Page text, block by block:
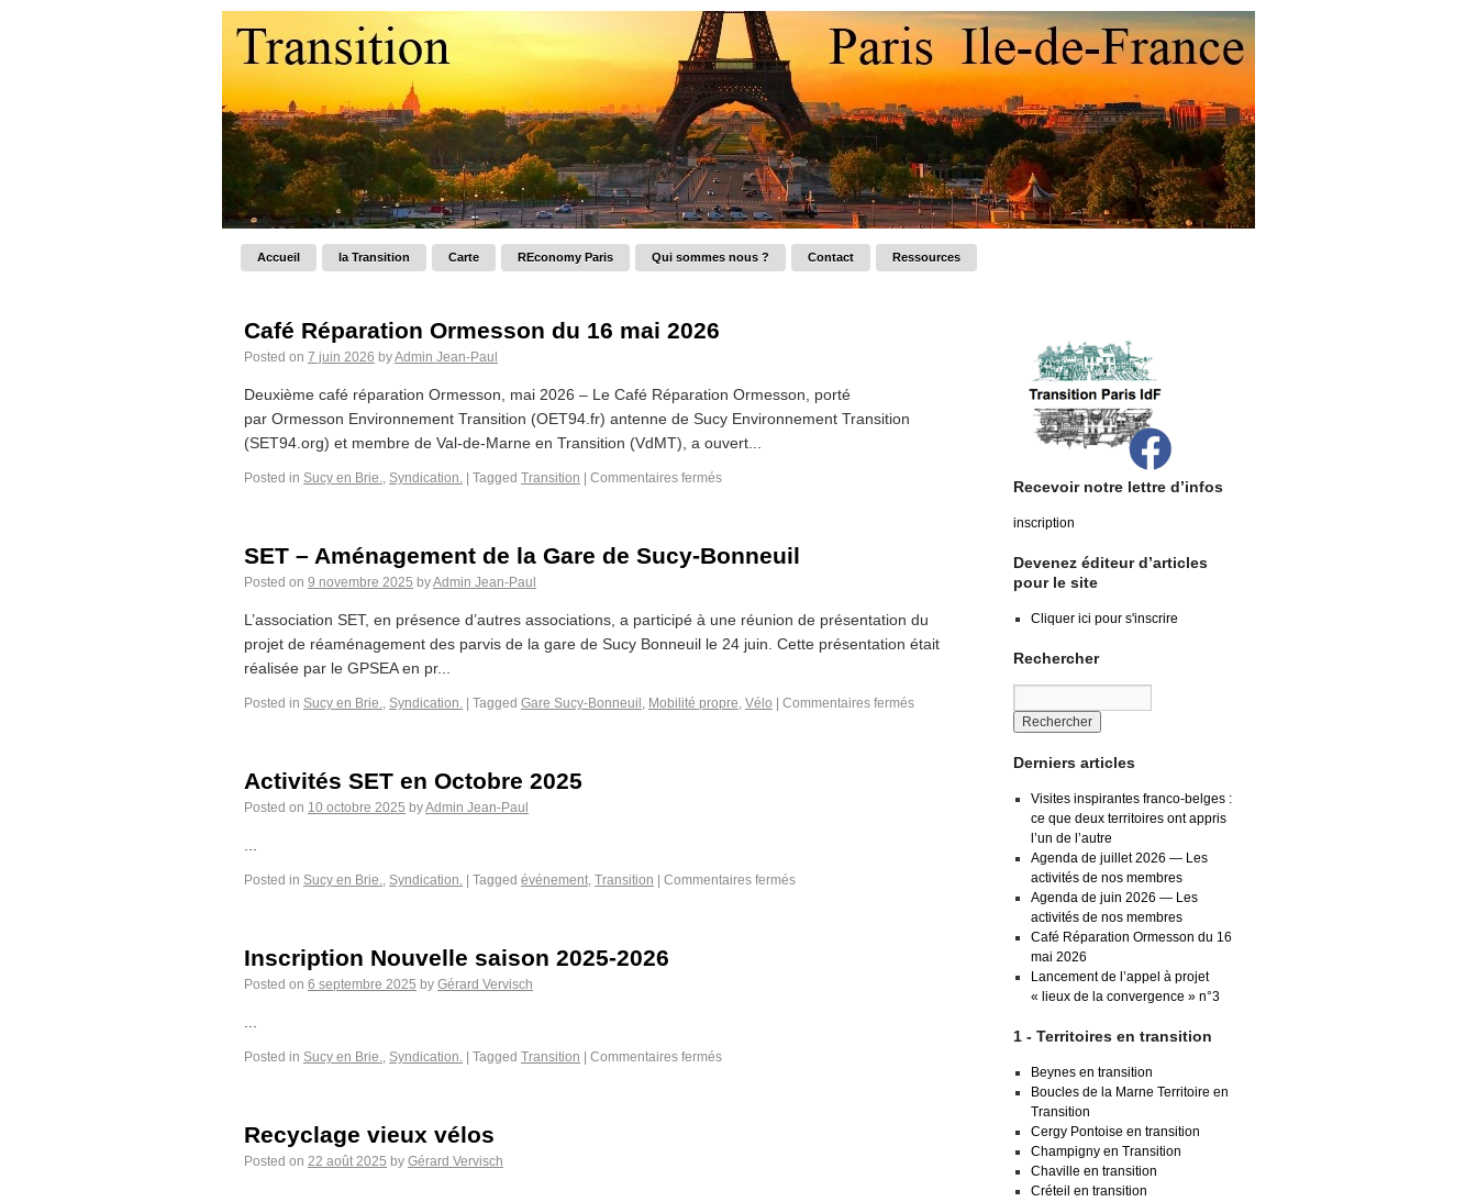
Accueil la Transition Carte REconomy Paris Qui sommes nous ? Contact Ressources
Café Réparation Ormesson du 16 mai 2026
Posted on 7 juin 2026 byAdmin Jean-Paul
Deuxième café réparation Ormesson, mai 2026 – Le Café Réparation Ormesson, porté
par Ormesson Environnement Transition (OET94.fr) antenne de Sucy Environnement Transition
(SET94.org) et membre de Val-de-Marne en Transition (VdMT), a ouvert...
Posted in Sucy en Brie., Syndication. Tagged Transition Commentaires fermés
SET – Aménagement de la Gare de Sucy-Bonneuil
Posted on 9 novembre 2025 byAdmin Jean-Paul
L’association SET, en présence d’autres associations, a participé à une réunion de présentation du
projet de réaménagement des parvis de la gare de Sucy Bonneuil le 24 juin. Cette présentation était
réalisée par le GPSEA en pr...
Posted in Sucy en Brie., Syndication. Tagged Gare Sucy-Bonneuil , Mobilité propre, Vélo Commentaires fermés
Activités SET en Octobre 2025
Posted on 10 octobre 2025 byAdmin Jean-Paul
Posted in Sucy en Brie., Syndication. Tagged événement, Transition Commentaires fermés
Inscription Nouvelle saison 2025-2026
Posted on 6 septembre 2025 by Gérard Vervisch
Posted in Sucy en Brie., Syndication. Tagged Transition Commentaires fermés
Recyclage vieux vélos
Posted on 22 août 2025 by Gérard Vervisch
Recevoir notre lettre d’infos
inscription
Devenez éditeur d’articles
pour le site
Cliquer ici pour s'inscrire
Rechercher
Derniers articles
Visites inspirantes franco-belges :
ce que deux territoires ont appris
l’un de l’autre
Agenda de juillet 2026 — Les
activités de nos membres
Agenda de juin 2026 — Les
activités de nos membres
Café Réparation Ormesson du 16
mai 2026
Lancement de l’appel à projet
« lieux de la convergence » n°3
1 - Territoires en transition
Beynes en transition
Boucles de la Marne Territoire en
Transition
Cergy Pontoise en transition
Champigny en Transition
Chaville en transition
Créteil en transition